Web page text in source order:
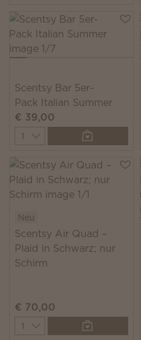
Scentsy Bar 5er-
Pack Italian Summer
€ 39,00
Quantity
Neu
Scentsy Air Quad –
Plaid in Schwarz; nur
Schirm
€ 70,00
Quantity